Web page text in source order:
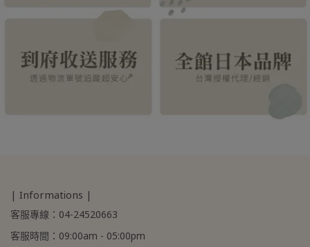
| Informations |
客服專線：04-24520663
客服時間：09:00am - 05:00pm